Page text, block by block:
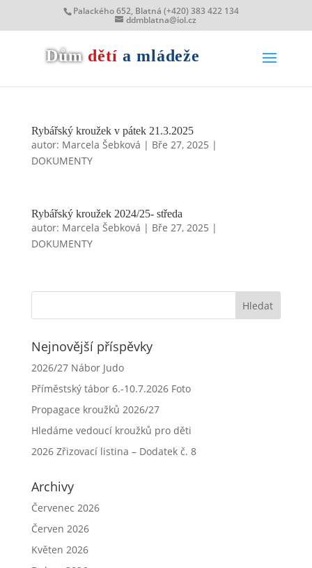
Palackého 652, Blatná (+420) 383 422 134
ddmblatna@iol.cz
Dům dětí a mládeže
Rybářský kroužek v pátek 21.3.2025
autor: Marcela Šebková | Bře 27, 2025 |
DOKUMENTY
Rybářský kroužek 2024/25- středa
autor: Marcela Šebková | Bře 27, 2025 |
DOKUMENTY
Nejnovější příspěvky
2026/27 Nábor Judo
Příměstský tábor 6.-10.7.2026 Foto
Propagace kroužků 2026/27
Hledáme vedoucí kroužků pro děti
2026 Zřizovací listina – Dodatek č. 8
Archivy
Červenec 2026
Červen 2026
Květen 2026